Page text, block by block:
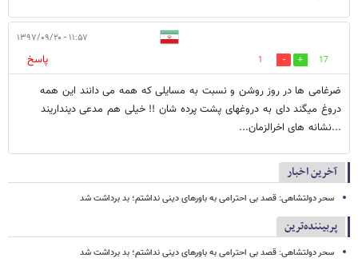
۱۱:۵۷ - ۱۳۹۷/۰۹/۲۰
17
1
پاسخ
ضرغامی ها در روز روشن و نسبت به مسایلی که همه می دانند این همه
دروغ میگند دای به دروغهای پشت پرده شان !! خیلی هم مدعی دینداریند
...نشانه های اخرالزمان...
آخرین اخبار
سحر دولتشاهی: قصد بی احترامی به باورهای دینی نداشتم؛ بد برداشت شد
پربیننده‌ترین
سحر دولتشاهی: قصد بی احترامی به باورهای دینی نداشتم؛ بد برداشت شد